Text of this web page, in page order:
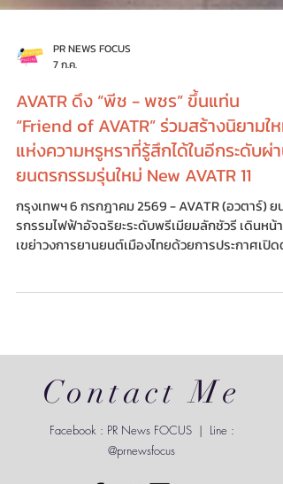
PR NEWS FOCUS
7 ก.ค.
AVATR ดึง “พีช - พชร” ขึ้นแท่น
“Friend of AVATR” ร่วมสร้างนิยามใหม่
แห่งความหรูหราที่รู้สึกได้ในอีกระดับผ่าน
ยนตรกรรมรุ่นใหม่ New AVATR 11
กรุงเทพฯ 6 กรกฎาคม 2569 - AVATR (อวตาร์) ยน
เขย่าวงการยานยนต์เมืองไทยด้วยการประกาศเปิดตั
“The Next Level of Futuristic Luxury” ตอกย้ำ
แนวคิด “Every Moment, Yours” สะท้อนผ่านยนตร
รมรุ่นใหม่ New AVATR 11 โดยการร่วมมือในครั้งนี้ถือ
เป็นการหลอมรวมตัวตน
Contact Me